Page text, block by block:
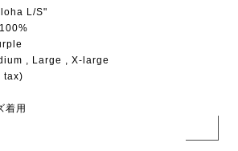
L/S"
, Large , X-large
tax)
用